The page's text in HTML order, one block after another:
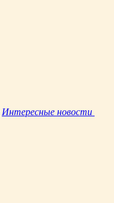
Интересные новости